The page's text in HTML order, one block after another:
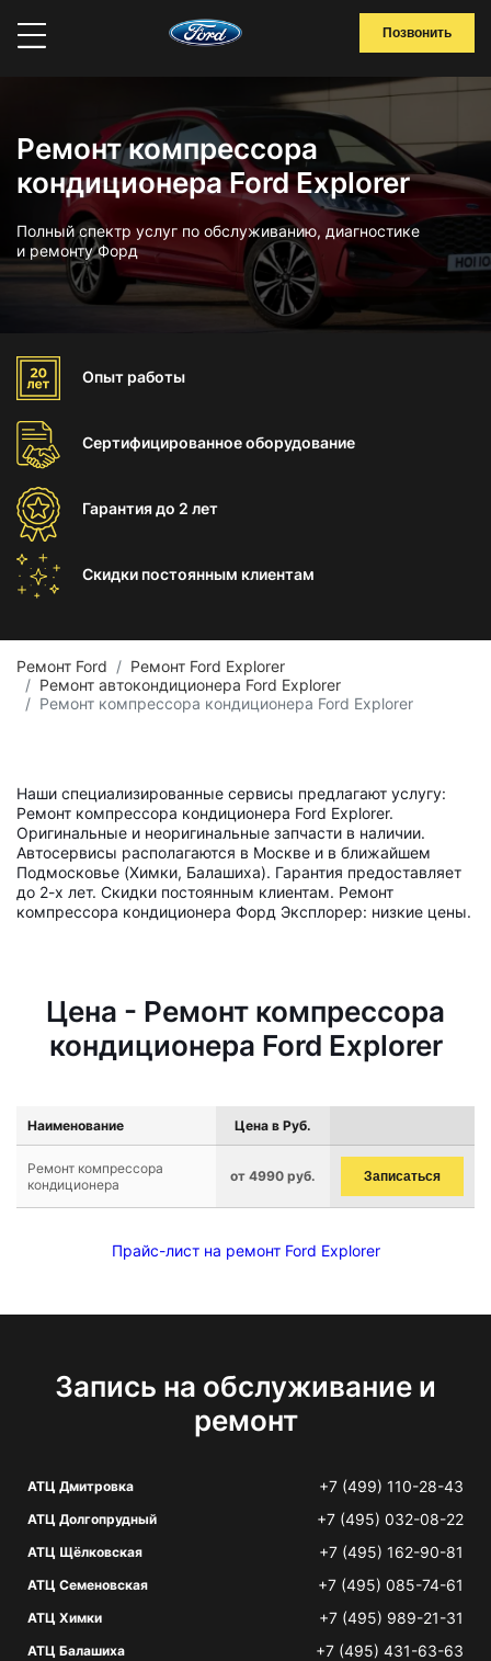
Позвонить
Ремонт компрессора
кондиционера Ford Explorer
Полный спектр услуг по обслуживанию, диагностике
и ремонту Форд
Опыт работы
Сертифицированноеоборудование
Гарантиядо 2 лет
Скидки постоянным клиентам
Ремонт Ford
Ремонт Ford Explorer
Ремонт автокондиционера Ford Explorer
Ремонт компрессора кондиционера Ford Explorer
Наши специализированные сервисы предлагают услугу:
Ремонт компрессора кондиционера Ford Explorer.
Оригинальные и неоригинальные запчасти в наличии.
Автосервисы располагаются в Москве и в ближайшем
Подмосковье (Химки, Балашиха). Гарантия предоставляет
до 2-х лет. Скидки постоянным клиентам. Ремонт
компрессора кондиционера Форд Эксплорер: низкие цены.
Цена - Ремонт компрессора
кондиционера Ford Explorer
Наименование Цена в Руб.
Ремонт компрессора
кондиционера
от 4990 руб. Записаться
Прайс-лист на ремонт Ford Explorer
Запись на обслуживание и
ремонт
АТЦ Дмитровка +7 (499) 110-28-43
АТЦ Долгопрудный +7 (495) 032-08-22
АТЦ Щёлковская +7 (495) 162-90-81
АТЦ Семеновская +7 (495) 085-74-61
АТЦ Химки +7 (495) 989-21-31
АТЦ Балашиха +7 (495) 431-63-63